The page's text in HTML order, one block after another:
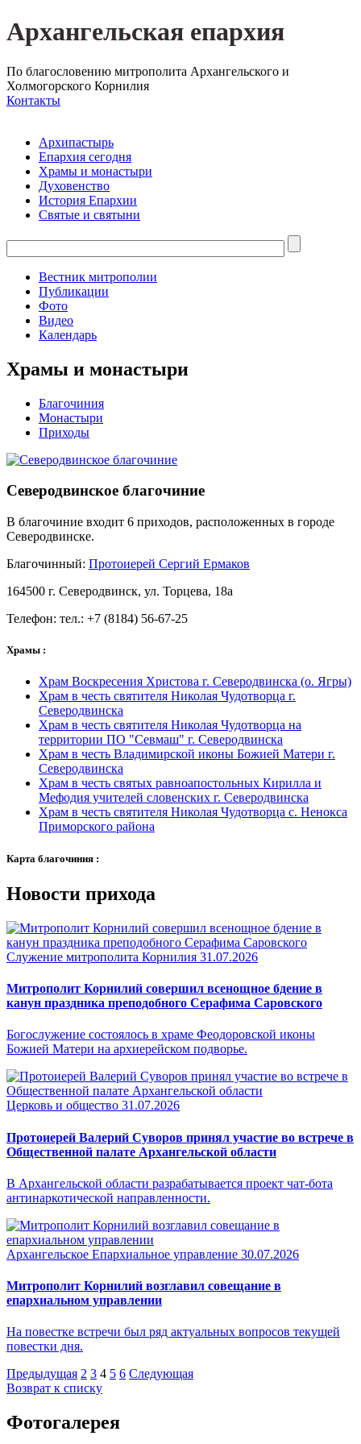
Архангельская епархия
По благословению митрополита Архангельского и
Холмогорского Корнилия
Контакты
Архипастырь
Епархия сегодня
Храмы и монастыри
Духовенство
История Епархии
Святые и святыни
Вестник митрополии
Публикации
Фото
Видео
Календарь
Храмы и монастыри
Благочиния
Монастыри
Приходы
Северодвинское благочиние
В благочиние входит 6 приходов, расположенных в городе
Северодвинске.
Благочинный: Протоиерей Сергий Ермаков
164500 г. Северодвинск, ул. Торцева, 18а
Телефон: тел.: +7 (8184) 56-67-25
Храмы :
Храм Воскресения Христова г. Северодвинска (о. Ягры)
Храм в честь святителя Николая Чудотворца г.
Северодвинска
Храм в честь святителя Николая Чудотворца на
территории ПО "Севмаш" г. Северодвинска
Храм в честь Владимирской иконы Божией Матери г.
Северодвинска
Храм в честь святых равноапостольных Кирилла и
Мефодия учителей словенских г. Северодвинска
Храм в честь святителя Николая Чудотворца с. Ненокса
Приморского района
Карта благочиния :
Новости прихода
Служение митрополита Корнилия 31.07.2026
Митрополит Корнилий совершил всенощное бдение в
канун праздника преподобного Серафима Саровского
Богослужение состоялось в храме Феодоровской иконы
Божией Матери на архиерейском подворье.
Церковь и общество 31.07.2026
Протоиерей Валерий Суворов принял участие во встрече в
Общественной палате Архангельской области
В Архангельской области разрабатывается проект чат-бота
антинаркотической направленности.
Архангельское Епархиальное управление 30.07.2026
Митрополит Корнилий возглавил совещание в
епархиальном управлении
На повестке встречи был ряд актуальных вопросов текущей
повестки дня.
Предыдущая 2 3 4 5 6 Следующая
Возврат к списку
Фотогалерея